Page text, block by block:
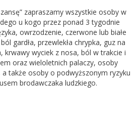
zapraszamy wszystkie osoby w
u kogo przez ponad 3 tygodnie
owrzodzenie, czerwone lub białe
gardła, przewlekła chrypka, guz na
krwawy wyciek z nosa, ból w trakcie i
oraz wieloletnich palaczy, osoby
także osoby o podwyższonym ryzyku
brodawczaka ludzkiego.